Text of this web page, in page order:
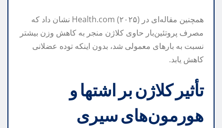
همچنین مقاله‌ای در Health.com (۲۰۲۵) نشان داد که
مصرف پروتئین‌بار حاوی کلاژن منجر به کاهش وزن بیشتر
نسبت به بارهای معمولی شد، بدون اینکه توده عضلانی
کاهش یابد.
تأثیر کلاژن بر اشتها و
هورمون‌های سیری